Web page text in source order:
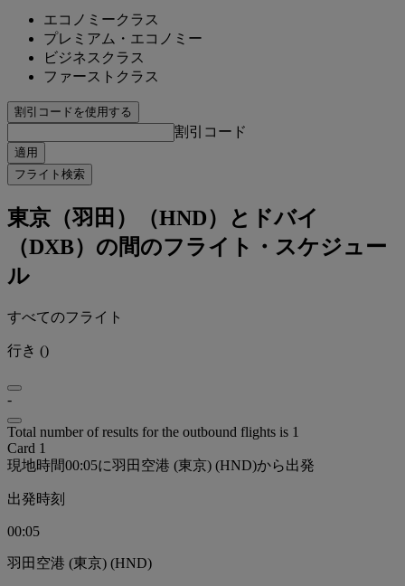
エコノミークラス
プレミアム・エコノミー
ビジネスクラス
ファーストクラス
割引コードを使用する
割引コード
適用
フライト検索
東京（羽田）（HND）とドバイ
（DXB）の間のフライト・スケジュー
ル
すべてのフライト
行き ()
-
Total number of results for the outbound flights is 1
Card 1
現地時間00:05に羽田空港 (東京) (HND)から出発
出発時刻
00:05
羽田空港 (東京) (HND)